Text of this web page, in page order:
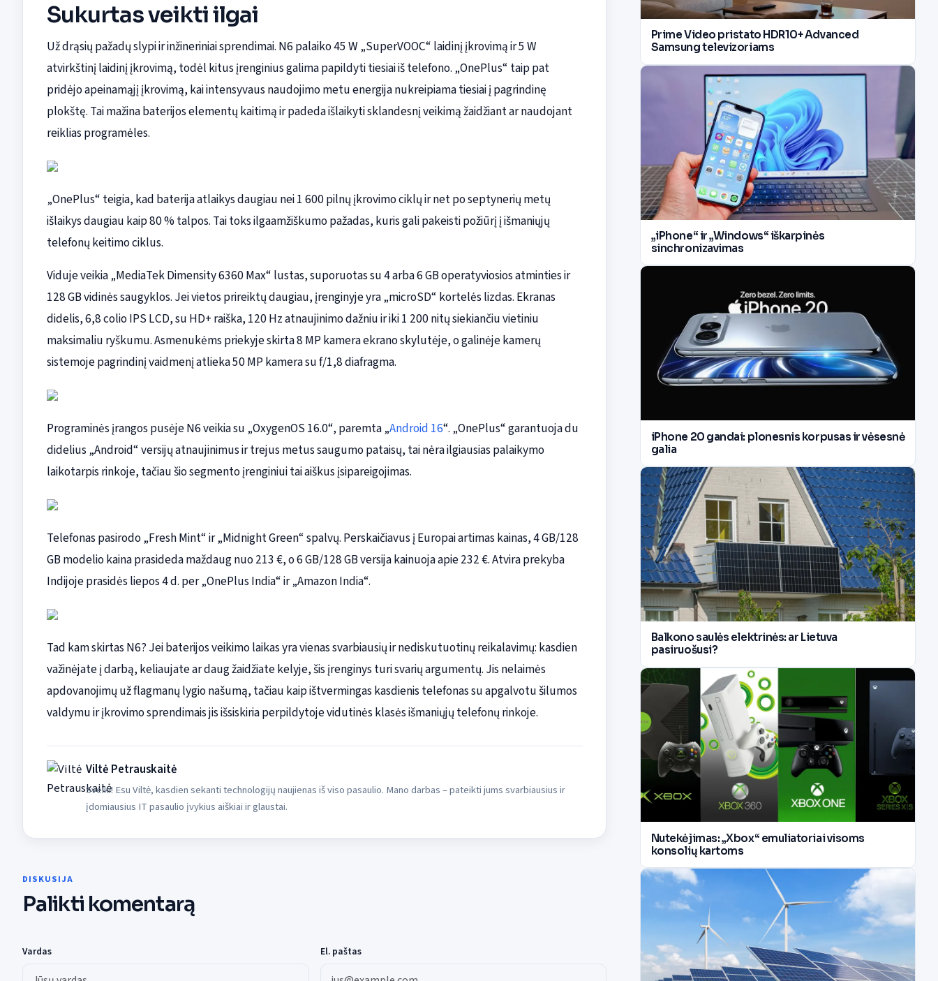
Sukurtas veikti ilgai
Už drąsių pažadų slypi ir inžineriniai sprendimai. N6 palaiko 45 W „SuperVOOC“ laidinį įkrovimą ir 5 W
atvirkštinį laidinį įkrovimą, todėl kitus įrenginius galima papildyti tiesiai iš telefono. „OnePlus“ taip pat
pridėjo apeinamąjį įkrovimą, kai intensyvaus naudojimo metu energija nukreipiama tiesiai į pagrindinę
plokštę. Tai mažina baterijos elementų kaitimą ir padeda išlaikyti sklandesnį veikimą žaidžiant ar naudojant
reiklias programėles.
„OnePlus“ teigia, kad baterija atlaikys daugiau nei 1 600 pilnų įkrovimo ciklų ir net po septynerių metų
išlaikys daugiau kaip 80 % talpos. Tai toks ilgaamžiškumo pažadas, kuris gali pakeisti požiūrį į išmaniųjų
telefonų keitimo ciklus.
Viduje veikia „MediaTek Dimensity 6360 Max“ lustas, suporuotas su 4 arba 6 GB operatyviosios atminties ir
128 GB vidinės saugyklos. Jei vietos prireiktų daugiau, įrenginyje yra „microSD“ kortelės lizdas. Ekranas
didelis, 6,8 colio IPS LCD, su HD+ raiška, 120 Hz atnaujinimo dažniu ir iki 1 200 nitų siekiančiu vietiniu
maksimaliu ryškumu. Asmenukėms priekyje skirta 8 MP kamera ekrano skylutėje, o galinėje kamerų
sistemoje pagrindinį vaidmenį atlieka 50 MP kamera su f/1,8 diafragma.
Programinės įrangos pusėje N6 veikia su „OxygenOS 16.0“, paremta „Android 16“. „OnePlus“ garantuoja du
didelius „Android“ versijų atnaujinimus ir trejus metus saugumo pataisų, tai nėra ilgiausias palaikymo
laikotarpis rinkoje, tačiau šio segmento įrenginiui tai aiškus įsipareigojimas.
Telefonas pasirodo „Fresh Mint“ ir „Midnight Green“ spalvų. Perskaičiavus į Europai artimas kainas, 4 GB/128
GB modelio kaina prasideda maždaug nuo 213 €, o 6 GB/128 GB versija kainuoja apie 232 €. Atvira prekyba
Indijoje prasidės liepos 4 d. per „OnePlus India“ ir „Amazon India“.
Tad kam skirtas N6? Jei baterijos veikimo laikas yra vienas svarbiausių ir nediskutuotinų reikalavimų: kasdien
važinėjate į darbą, keliaujate ar daug žaidžiate kelyje, šis įrenginys turi svarių argumentų. Jis nelaimės
apdovanojimų už flagmanų lygio našumą, tačiau kaip ištvermingas kasdienis telefonas su apgalvotu šilumos
valdymu ir įkrovimo sprendimais jis išsiskiria perpildytoje vidutinės klasės išmaniųjų telefonų rinkoje.
Viltė Petrauskaitė
Sveiki! Esu Viltė, kasdien sekanti technologijų naujienas iš viso pasaulio. Mano darbas – pateikti jums svarbiausius ir
įdomiausius IT pasaulio įvykius aiškiai ir glaustai.
DISKUSIJA
Palikti komentarą
Vardas El. paštas
Prime Video pristato HDR10+ Advanced
Samsung televizoriams
„iPhone“ ir „Windows“ iškarpinės
sinchronizavimas
iPhone 20 gandai: plonesnis korpusas ir vėsesnė
galia
Balkono saulės elektrinės: ar Lietuva
pasiruošusi?
Nutekėjimas: „Xbox“ emuliatoriai visoms
konsolių kartoms